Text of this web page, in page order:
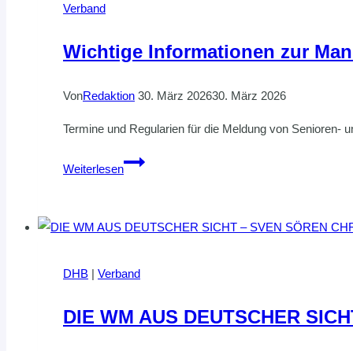
Verband
Wichtige Informationen zur
VonRedaktion 30. März 202630. März 2026
Termine und Regularien für die Meldung von Senioren-
Weiterlesen
Wichtige
Mannschaftsmeldung
2026/2027
DHB | Verband
DIE WM AUS DEUTSCHER